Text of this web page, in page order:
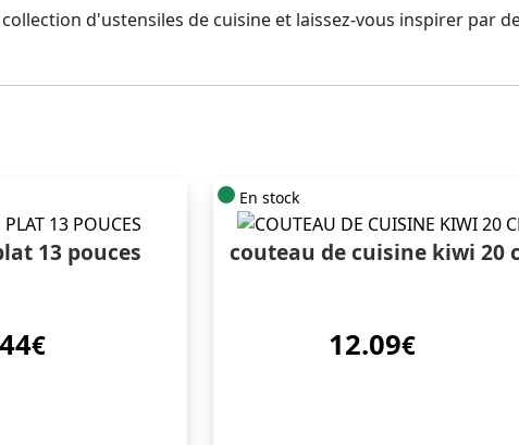
d'ustensiles de cuisine et laissez-vous inspirer par
13 pouces
€
En stock
couteau de cuisine kiwi 20
12.09€